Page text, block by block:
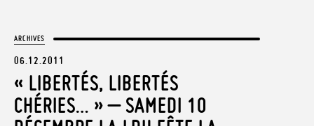
ARCHIVES
06.12.2011
« LIBERTÉS, LIBERTÉS
CHÉRIES… » – SAMEDI 10